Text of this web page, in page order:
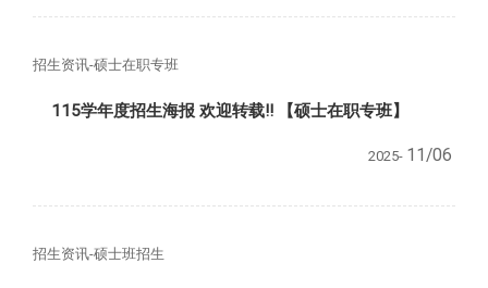
招生资讯-硕士在职专班
115学年度招生海报 欢迎转载!! 【硕士在职专班】
2025- 11/06
招生资讯-硕士班招生